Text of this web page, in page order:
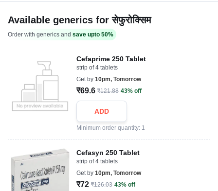
Available generics for सेफुरोक्सिम
Order with generics and save upto 50%
Cefaprime 250 Tablet
strip of 4 tablets
Get by10pm, Tomorrow
₹69.6 ₹121.88 43% off
ADD
Minimum order quantity: 1
Cefasyn 250 Tablet
strip of 4 tablets
Get by10pm, Tomorrow
₹72 ₹126.03 43% off